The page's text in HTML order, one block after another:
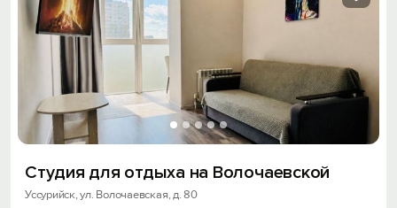
Студия для отдыха на Волочаевской
Уссурийск, ул. Волочаевская, д. 80